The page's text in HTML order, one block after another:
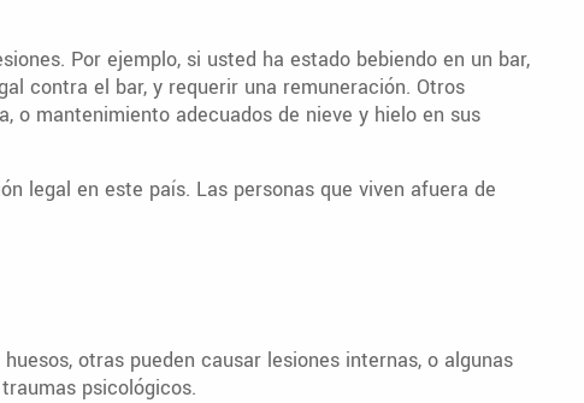
Por ejemplo, si usted ha estado bebiendo en un bar,
contra el bar, y requerir una remuneración. Otros
o mantenimiento adecuados de nieve y hielo en sus
legal en este país. Las personas que viven afuera de
otras pueden causar lesiones internas, o algunas
psicológicos.